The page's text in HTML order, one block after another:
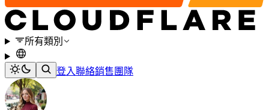
所有類別
登入聯絡銷售團隊